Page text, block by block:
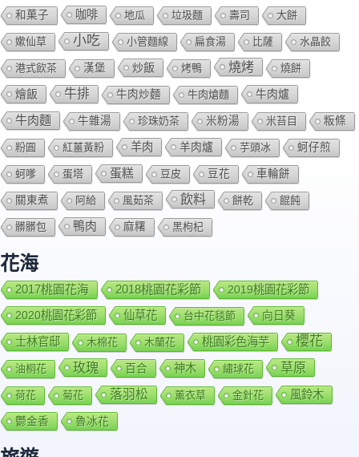
和菓子 咖啡 地瓜 垃圾麵 壽司 大餅
嫰仙草 小吃 小管麵線 扁食湯 比薩 水晶餃
港式飲茶 漢堡 炒飯 烤鴨 燒烤 燒餅
燴飯 牛排 牛肉炒麵 牛肉熗麵 牛肉爐
牛肉麵 牛雜湯 珍珠奶茶 米粉湯 米苔目 粄條
粉圓 紅薑黃粉 羊肉 羊肉爐 芋頭冰 蚵仔煎
蚵嗲 蛋塔 蛋糕 豆皮 豆花 車輪餅
關東煮 阿給 風茹茶 飲料 餅乾 餛飩
髒髒包 鴨肉 麻糬 黑枸杞
花海
2017桃園花海 2018桃園花彩節
2019桃園花彩節
2020桃園花彩節
仙草花 台中花毯節 向日葵
士林官邸 木棉花 木蘭花 桃園彩色海芋 櫻花
油桐花 玫瑰 百合 神木 繡球花 草原
荷花 菊花 落羽松 薰衣草 金針花 風鈴木
鬱金香 魯冰花